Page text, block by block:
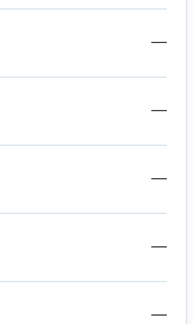
—
—
—
—
—